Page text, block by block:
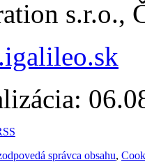
s.r.o.,
správca obsahu,